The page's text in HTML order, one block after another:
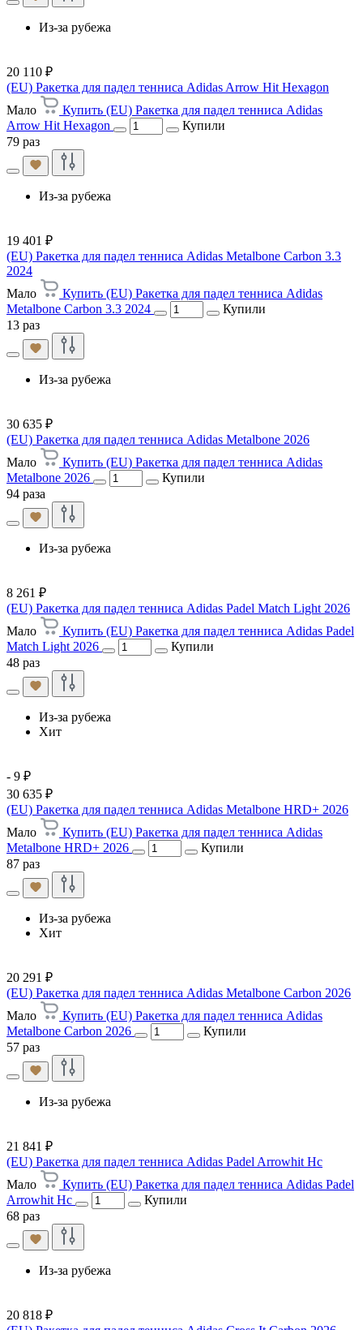
Из-за рубежа
20 110 ₽
(EU) Ракетка для падел тенниса Adidas Arrow Hit Hexagon
Мало
Купить (EU) Ракетка для падел тенниса Adidas
Arrow Hit Hexagon
Купили
79 раз
Из-за рубежа
19 401 ₽
(EU) Ракетка для падел тенниса Adidas Metalbone Carbon 3.3
2024
Мало
Купить (EU) Ракетка для падел тенниса Adidas
Metalbone Carbon 3.3 2024
Купили
13 раз
Из-за рубежа
30 635 ₽
(EU) Ракетка для падел тенниса Adidas Metalbone 2026
Мало
Купить (EU) Ракетка для падел тенниса Adidas
Metalbone 2026
Купили
94 раза
Из-за рубежа
8 261 ₽
(EU) Ракетка для падел тенниса Adidas Padel Match Light 2026
Мало
Купить (EU) Ракетка для падел тенниса Adidas Padel
Match Light 2026
Купили
48 раз
Из-за рубежа
Хит
- 9 ₽
30 635 ₽
(EU) Ракетка для падел тенниса Adidas Metalbone HRD+ 2026
Мало
Купить (EU) Ракетка для падел тенниса Adidas
Metalbone HRD+ 2026
Купили
87 раз
Из-за рубежа
Хит
20 291 ₽
(EU) Ракетка для падел тенниса Adidas Metalbone Carbon 2026
Мало
Купить (EU) Ракетка для падел тенниса Adidas
Metalbone Carbon 2026
Купили
57 раз
Из-за рубежа
21 841 ₽
(EU) Ракетка для падел тенниса Adidas Padel Arrowhit Hc
Мало
Купить (EU) Ракетка для падел тенниса Adidas Padel
Arrowhit Hc
Купили
68 раз
Из-за рубежа
20 818 ₽